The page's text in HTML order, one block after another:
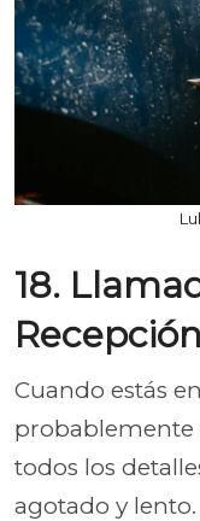
18.
Cuando estás
probablemente
todos los
agotado y